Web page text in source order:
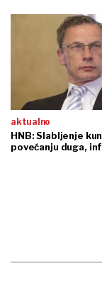
aktualno
HNB: Slabljenje
povećanju duga,